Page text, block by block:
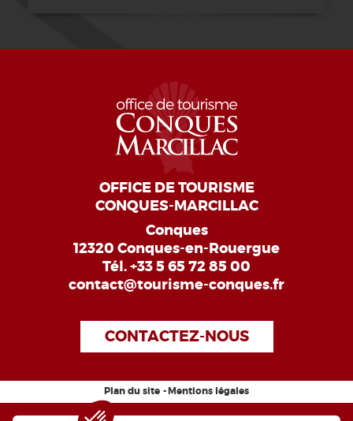
OFFICE DE TOURISME
CONQUES-MARCILLAC
Conques
12320 Conques-en-Rouergue
Tél.+33 5 65 72 85 00
contact@tourisme-conques.fr
CONTACTEZ-NOUS
Plan du site Mentions légales